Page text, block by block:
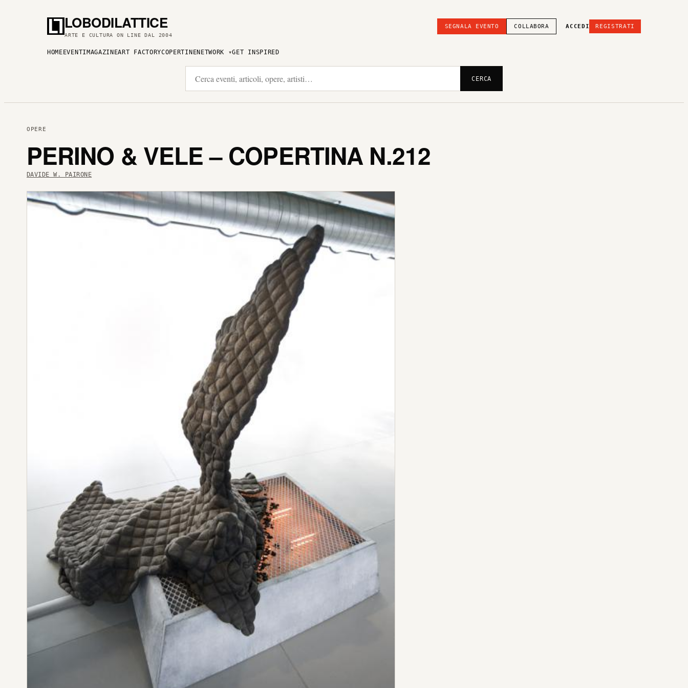
LOBODILATTICE
ARTE E CULTURA ON LINE DAL 2004
SEGNALA EVENTO COLLABORA ACCEDI REGISTRATI
HOME EVENTI MAGAZINEART FACTORYCOPERTINENETWORK GET INSPIRED
CERCA
OPERE
PERINO & VELE – COPERTINA N.212
DAVIDE W. PAIRONE